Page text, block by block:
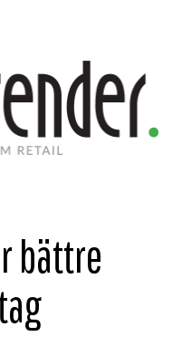
bättre